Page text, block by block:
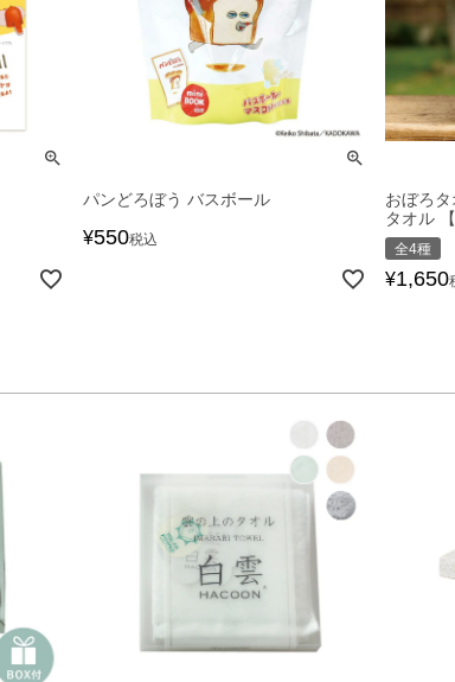
パンどろぼう バスボール
¥550税込
おぼろ
タオル
全4種
¥1,650